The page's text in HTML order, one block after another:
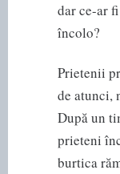
dar ce-ar
încolo?
Prietenii
de atunci,
După un
prieteni
burtica